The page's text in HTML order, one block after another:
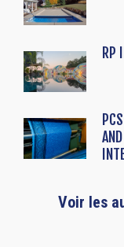
RP
Voir les